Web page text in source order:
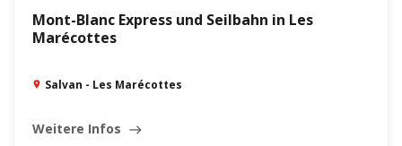
Mont-Blanc Express und Seilbahn in Les
Marécottes
Salvan - Les Marécottes
Weitere Infos east